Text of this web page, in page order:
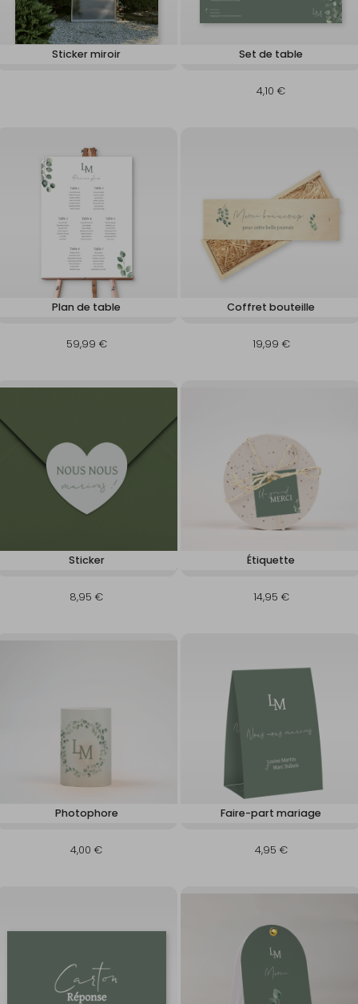
Sticker miroir Set de table
4,10 €
Plan de table
59,99 €
Coffret bouteille
19,99 €
Sticker
8,95 €
Étiquette
14,95 €
Photophore
4,00 €
Faire-part mariage
4,95 €